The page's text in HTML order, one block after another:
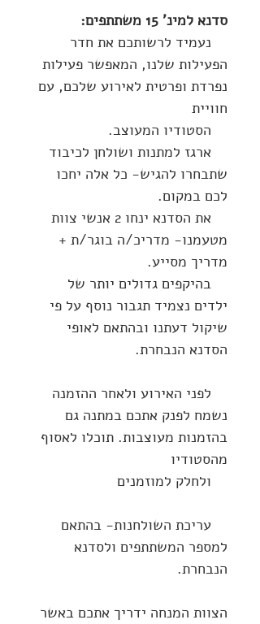
סדנא למינ' 15 משתתפים:
נעמיד לרשותכם את חדר
הפעילות שלנו, המאפשר פעילות
נפרדת ופרטית לאירוע שלכם, עם
חוויית
הסטודיו המעוצב.
ארגז למתנות ושולחן לכיבוד
שתבחרו להגיש- כל אלה יחכו
לכם במקום.
את הסדנא ינחו 2 אנשי צוות
מטעמנו- מדריכ/ה בוגר/ת +
מדריך מסייע.
בהיקפים גדולים יותר של
ילדים נצמיד תגבור נוסף על פי
שיקול דעתנו ובהתאם לאופי
הסדנא הנבחרת.
לפני האירוע ולאחר ההזמנה
נשמח לפנק אתכם במתנה גם
בהזמנות מעוצבות. תוכלו לאסוף
מהסטודיו
ולחלק למוזמנים
עריכת השולחנות- בהתאם
למספר המשתתפים ולסדנא
הנבחרת.
הצוות המנחה ידריך אתכם באשר